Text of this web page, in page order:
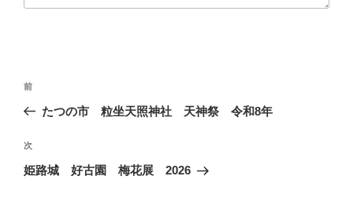
投
ビ
ゲ
前
の
稿
前
たつの市 粒坐天照神社 天神祭 令和8年
次
の
次
姫路城 好古園 梅花展 2026